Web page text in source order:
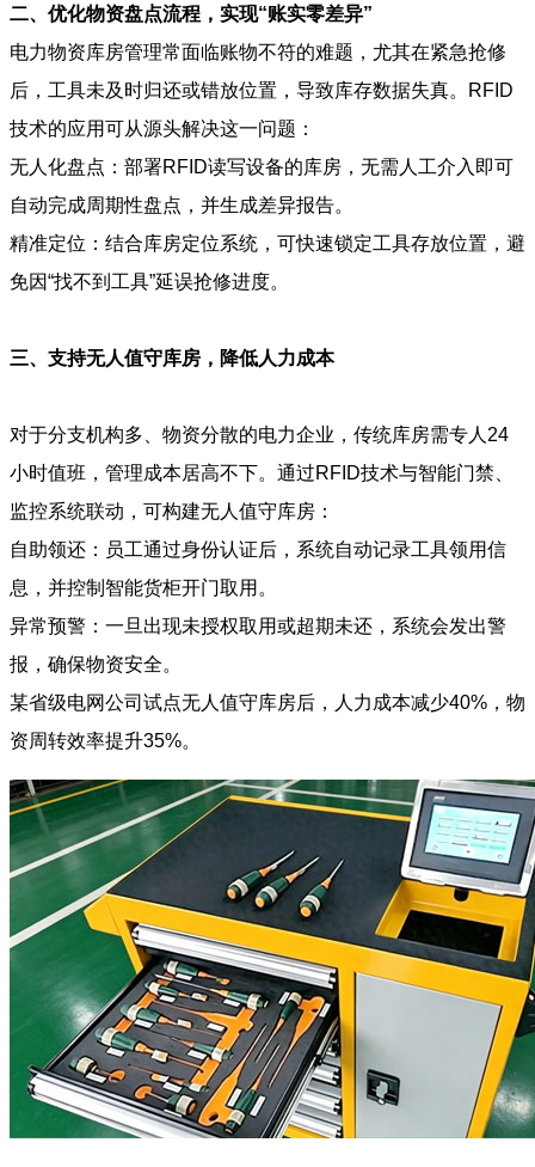
二、优化物资盘点流程，实现“账实零差异”
电力物资库房管理常面临账物不符的难题，尤其在紧急抢修
后，工具未及时归还或错放位置，导致库存数据失真。RFID
技术的应用可从源头解决这一问题：
无人化盘点：部署RFID读写设备的库房，无需人工介入即可
自动完成周期性盘点，并生成差异报告。
精准定位：结合库房定位系统，可快速锁定工具存放位置，避
免因“找不到工具”延误抢修进度。
三、支持无人值守库房，降低人力成本
对于分支机构多、物资分散的电力企业，传统库房需专人24
小时值班，管理成本居高不下。通过RFID技术与智能门禁、
监控系统联动，可构建无人值守库房：
自助领还：员工通过身份认证后，系统自动记录工具领用信
息，并控制智能货柜开门取用。
异常预警：一旦出现未授权取用或超期未还，系统会发出警
报，确保物资安全。
某省级电网公司试点无人值守库房后，人力成本减少40%，物
资周转效率提升35%。